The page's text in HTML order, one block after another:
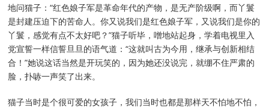
地问猫子：“红色娘子军是革命年代的产物，是无产阶级啊，而丫鬟
是封建压迫下的苦命人。你又说我们是红色娘子军，又说我们是你的
丫鬟，感觉有点不太好吧？”猫子听毕，噌地站起身，学着电视里入
党宣誓一样信誓旦旦的语气道：“这就叫古为今用，继承与创新相结
合！”她说这话当然是开玩笑的，因为她还没说完，就绷不住严肃的
脸，扑哧一声笑了出来。
猫子当时是个很可爱的女孩子，我们当时也都是那样天不怕地不怕，